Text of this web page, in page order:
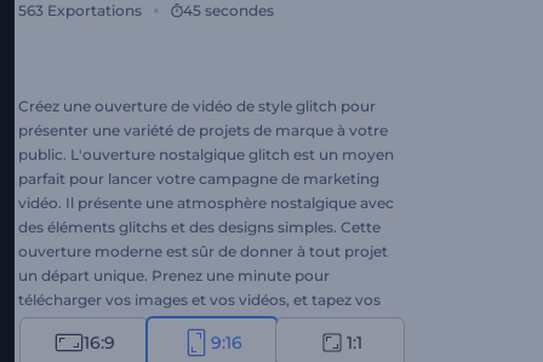
563 Exportations 45 secondes
Créez une ouverture de vidéo de style glitch pour
présenter une variété de projets de marque à votre
public. L'ouverture nostalgique glitch est un moyen
parfait pour lancer votre campagne de marketing
vidéo. Il présente une atmosphère nostalgique avec
des éléments glitchs et des designs simples. Cette
ouverture moderne est sûr de donner à tout projet
un départ unique. Prenez une minute pour
télécharger vos images et vos vidéos, et tapez vos
textes pour obtenir une ouverture de vidéo
professionnelle. Parfaitement adapté aux
16:9 9:16 1:1